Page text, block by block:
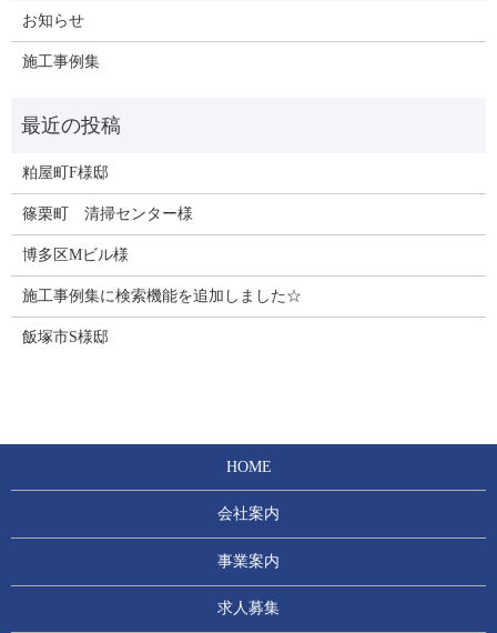
お知らせ
施工事例集
粕屋町F様邸
篠栗町 清掃センター様
博多区Mビル様
施工事例集に検索機能を追加しました☆
飯塚市S様邸
HOME
会社案内
事業案内
求人募集